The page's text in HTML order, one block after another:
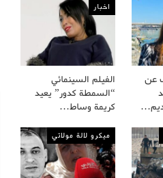
عن
اخبار
الفيلم السينمائي
“السمطة كدور” يعيد
كريمة وساط…
ميكرو لالة مولاتي